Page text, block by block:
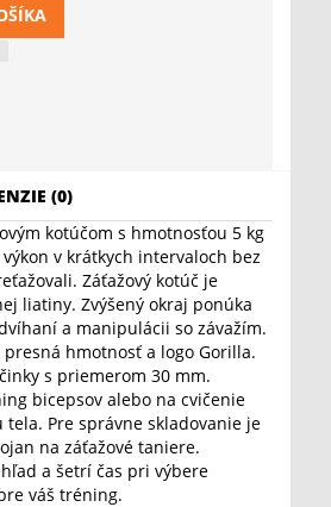
(0)
kotúčom s hmotnosťou 5 kg
v krátkych intervaloch bez
Záťažový kotúč je
liatiny. Zvýšený okraj ponúka
a manipulácii so závažím.
hmotnosť a logo Gorilla.
s priemerom 30 mm.
bicepsov alebo na cvičenie
tela. Pre správne skladovanie je
na záťažové taniere.
a šetrí čas pri výbere
váš tréning.